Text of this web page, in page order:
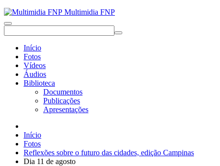
Multimidia FNP
Início
Fotos
Vídeos
Áudios
Biblioteca
Documentos
Publicações
Apresentações
Início
Fotos
Reflexões sobre o futuro das cidades, edição Campinas
Dia 11 de agosto